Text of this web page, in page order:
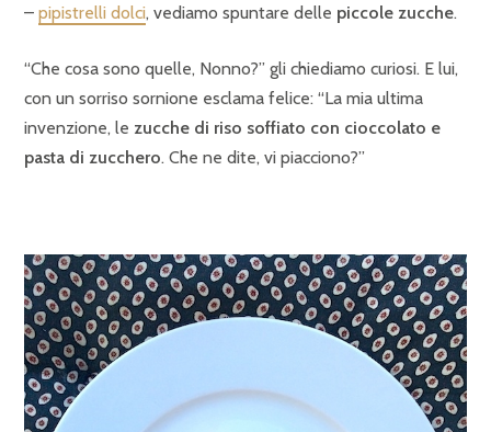
– pipistrelli dolci, vediamo spuntare delle piccole zucche.
“Che cosa sono quelle, Nonno?” gli chiediamo curiosi. E lui,
con un sorriso sornione esclama felice: “La mia ultima
invenzione, le zucche di riso soffiato con cioccolato e
pasta di zucchero. Che ne dite, vi piacciono?”